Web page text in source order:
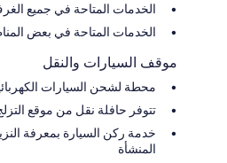
الخدمات المتاحة في جميع
الخدمات المتاحة في بعض
موقف السيارات والنقل
محطة لشحن السيارات
تتوفر حافلة نقل من موقع التزلج
خدمة ركن السيارة بمعرفة
المنشأة